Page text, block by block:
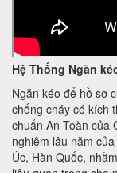
Hệ Thống Ngăn
Ngăn kéo để hồ sơ
chống cháy có kích
chuẩn An Toàn của
nghiệm lâu năm
Úc, Hàn Quốc,